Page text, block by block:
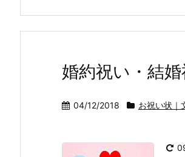
婚約祝い・結
04/12/2018 お祝い状｜